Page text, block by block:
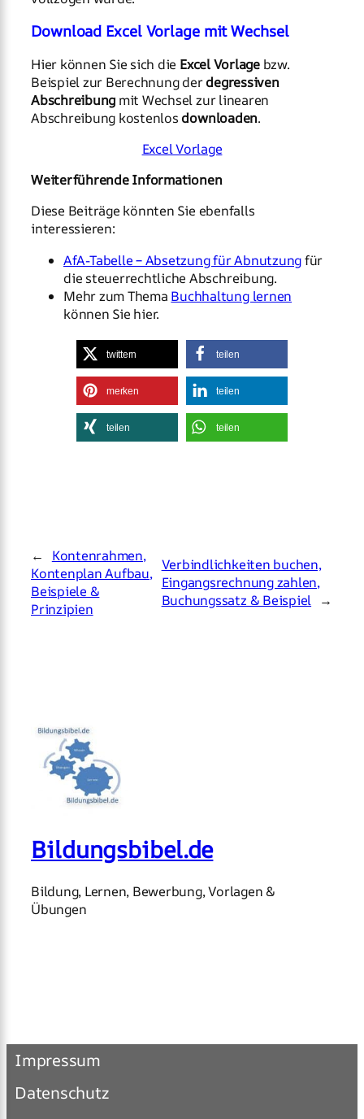
Download Excel Vorlage mit Wechsel
Hier können Sie sich die Excel Vorlagebzw.
Beispiel zur Berechnung derdegressiven
Abschreibung mit Wechsel zur linearen
Abschreibung kostenlosdownloaden.
Excel Vorlage
Weiterführende Informationen
Diese Beiträge könnten Sie ebenfalls
interessieren:
AfA-Tabelle – Absetzung für Abnutzungfür
die steuerrechtliche Abschreibung.
Mehr zum Thema Buchhaltung lernen
können Sie hier.
twittern teilen
merken teilen
teilen teilen
←
Kontenrahmen,
Kontenplan Aufbau,
Beispiele &
Prinzipien
Verbindlichkeiten buchen,
Eingangsrechnung zahlen,
Buchungssatz & Beispiel →
Bildungsbibel.de
Bildung, Lernen, Bewerbung, Vorlagen &
Übungen
Impressum
Datenschutz